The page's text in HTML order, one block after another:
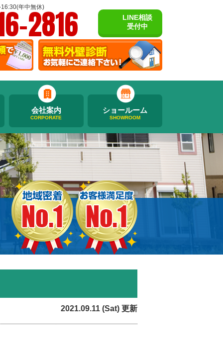
年中無休)
2816
LINE相談
受付中
会社案内
CORPORATE
ショールーム
SHOWROOM
2021.09.11 (Sat) 更新